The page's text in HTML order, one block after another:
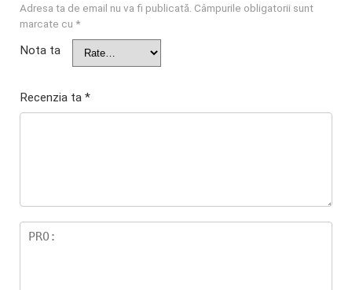
Adresa ta de email nu va fi publicată. Câmpurile obligatorii sunt
marcate cu *
Nota ta
Recenzia ta *